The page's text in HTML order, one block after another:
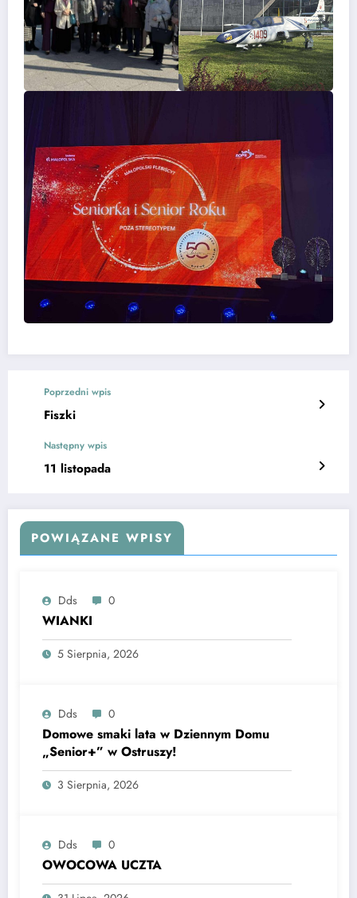
Poprzedni wpis
Fiszki
Następny wpis
11 listopada
POWIĄZANE WPISY
Dds 0
WIANKI
5 Sierpnia, 2026
Dds 0
Domowe smaki lata w Dziennym Domu
„Senior+” w Ostruszy!
3 Sierpnia, 2026
Dds 0
OWOCOWA UCZTA